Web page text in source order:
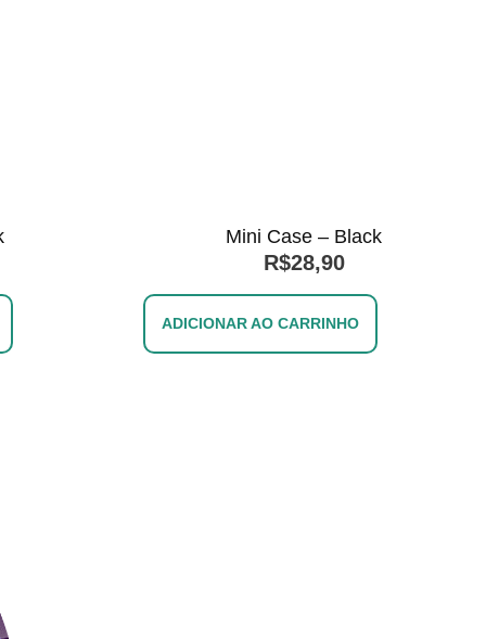
Mini Case – Black
R$28,90
ADICIONAR AO CARRINHO